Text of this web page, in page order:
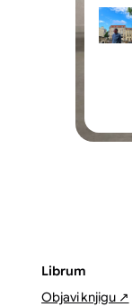
Librum
Objavi knjigu ↗